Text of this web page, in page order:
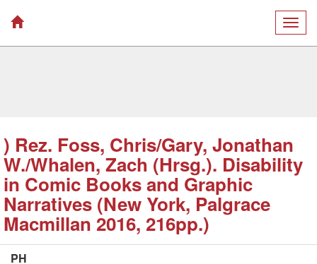
) Rez. Foss, Chris/Gary, Jonathan
W./Whalen, Zach (Hrsg.). Disability
in Comic Books and Graphic
Narratives (New York, Palgrace
Macmillan 2016, 216pp.)
PH